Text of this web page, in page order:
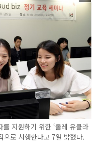
지원하기 위한 ‘올레 유클라
으로 시행한다고 7일 밝혔다.